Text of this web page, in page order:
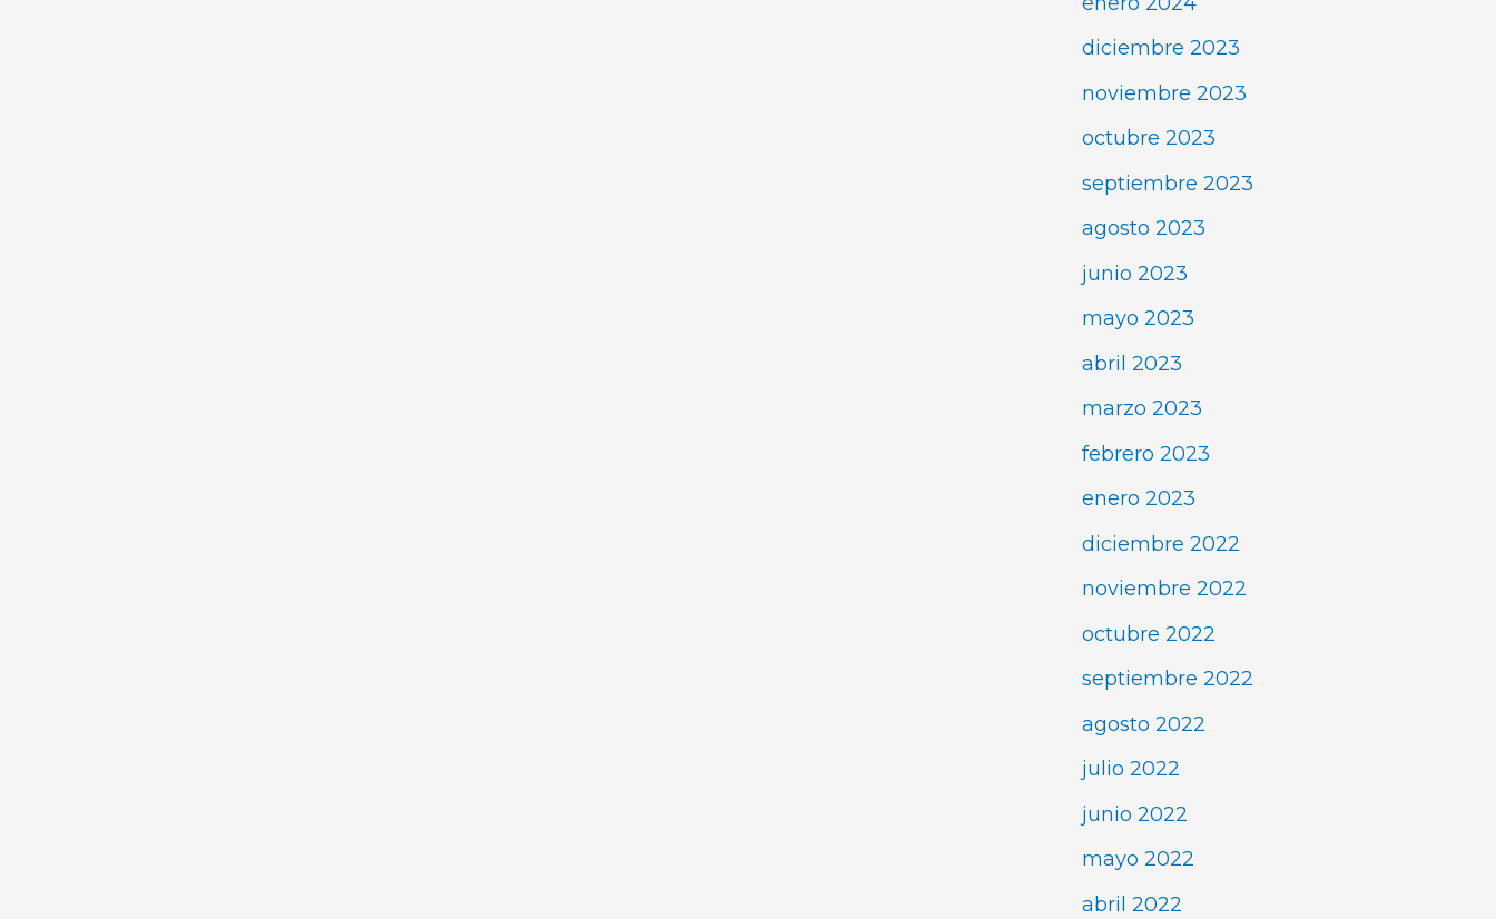
diciembre 2023
noviembre 2023
octubre 2023
septiembre 2023
agosto 2023
junio 2023
mayo 2023
abril 2023
marzo 2023
febrero 2023
enero 2023
diciembre 2022
noviembre 2022
octubre 2022
septiembre 2022
agosto 2022
julio 2022
junio 2022
mayo 2022
abril 2022